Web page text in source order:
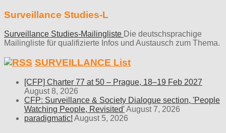
Surveillance Studies-L
Surveillance Studies-Mailingliste Die deutschsprachige
Mailingliste für qualifizierte Infos und Austausch zum Thema.
SURVEILLANCE List
[CFP] Charter 77 at 50 – Prague, 18–19 Feb 2027
August 8, 2026
CFP: Surveillance & Society Dialogue section, 'People
Watching People, Revisited'August 7, 2026
paradigmatic! August 5, 2026